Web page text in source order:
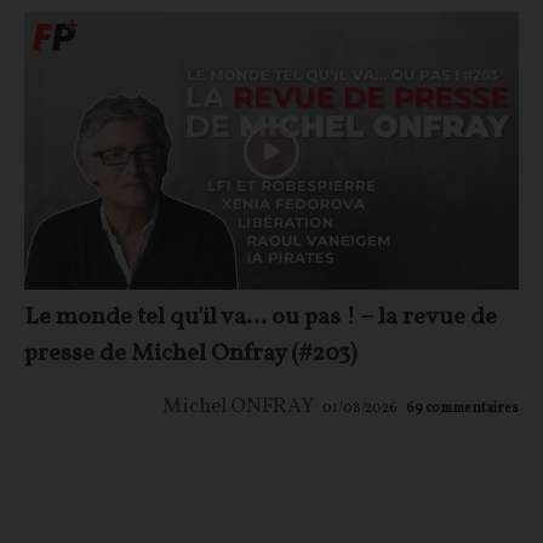
Le monde tel qu'il va… ou pas ! – la revue de
presse de Michel Onfray (#203)
Michel ONFRAY 01/08/2026 69 commentaires